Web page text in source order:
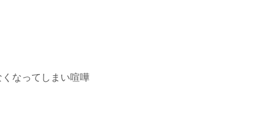
なってしまい喧嘩